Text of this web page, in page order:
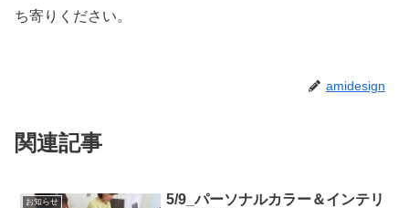
ち寄りください。
amidesign
関連記事
お知らせ
5/9_パーソナルカラー＆インテリ